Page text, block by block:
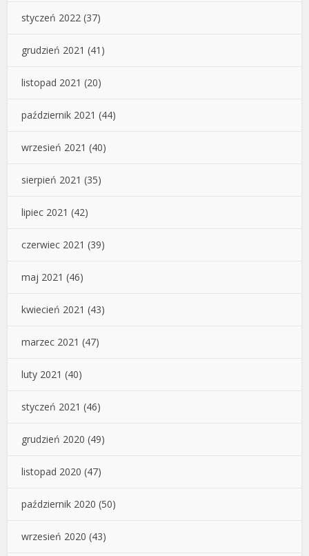
styczeń 2022 (37)
grudzień 2021 (41)
listopad 2021 (20)
październik 2021 (44)
wrzesień 2021 (40)
sierpień 2021 (35)
lipiec 2021 (42)
czerwiec 2021 (39)
maj 2021 (46)
kwiecień 2021 (43)
marzec 2021 (47)
luty 2021 (40)
styczeń 2021 (46)
grudzień 2020 (49)
listopad 2020 (47)
październik 2020 (50)
wrzesień 2020 (43)